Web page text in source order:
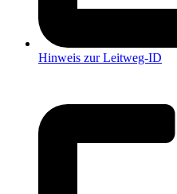
Hinweis zur Leitweg-ID